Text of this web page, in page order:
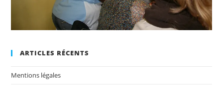
ARTICLES RÉCENTS
Mentions légales